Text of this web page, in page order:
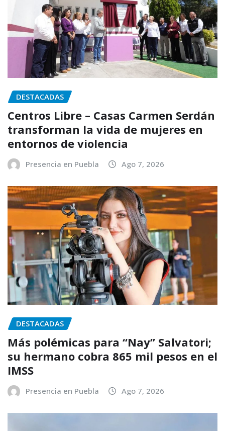
DESTACADAS
Centros Libre – Casas Carmen Serdán
transforman la vida de mujeres en
entornos de violencia
Presencia en Puebla Ago 7, 2026
DESTACADAS
Más polémicas para “Nay” Salvatori;
su hermano cobra 865 mil pesos en el
IMSS
Presencia en Puebla Ago 7, 2026